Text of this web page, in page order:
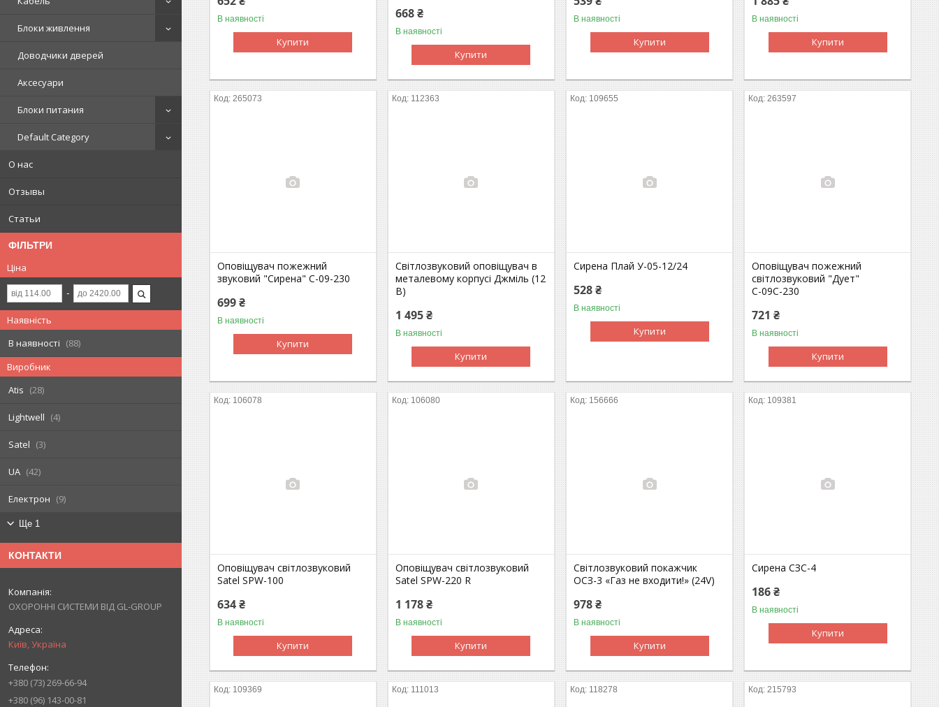
Блоки живлення
Доводчики дверей
Аксесуари
Блоки питания
Default Category
О нас
Отзывы
Статьи
ФІЛЬТРИ
Ціна
Наявність
В наявності
88
Виробник
Atis
28
Lightwell 4
Satel 3
UA 42
Електрон 9
Ще 1
КОНТАКТИ
ОХОРОННІ СИСТЕМИ ВІД GL-GROUP
Київ, Україна
+380 (73) 269-66-94
+380 (96) 143-00-81
В наявності
Купити
668 ₴
В наявності
Купити
В наявності
Купити
В наявності
Купити
265073
Оповіщувач пожежний
звуковий "Сирена" С-09-230
699 ₴
В наявності
Купити
112363
Світлозвуковий оповіщувач в
металевому корпусі Джміль (12
В)
1 495 ₴
В наявності
Купити
109655
Сирена Плай У-05-12/24
528 ₴
В наявності
Купити
263597
Оповіщувач пожежний
світлозвуковий "Дует"
С-09С-230
721 ₴
В наявності
Купити
106078
Оповіщувач світлозвуковий
Satel SPW-100
634 ₴
В наявності
Купити
106080
Оповіщувач світлозвуковий
Satel SPW-220 R
1 178 ₴
В наявності
Купити
156666
Світлозвуковий покажчик
ОСЗ-3 «Газ не входити!» (24V)
978 ₴
В наявності
Купити
109381
Сирена СЗС-4
186 ₴
В наявності
Купити
109369 111013 118278 215793